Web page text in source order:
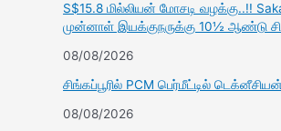
S$15.8 மில்லியன் மோசடி வழக்கு..!!
முன்னாள் இயக்குநருக்கு 10½ ஆண்டு
08/08/2026
சிங்கப்பூரில் PCM பெர்மீட்டில்
08/08/2026